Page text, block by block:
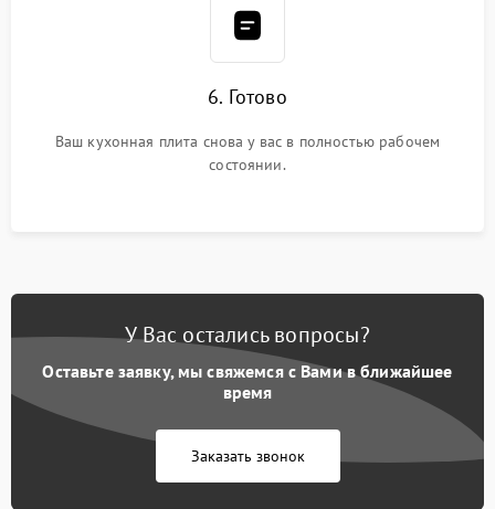
6. Готово
Ваш кухонная плита снова у вас в полностью рабочем
состоянии.
У Вас остались вопросы?
Оставьте заявку, мы свяжемся с Вами в ближайшее
время
Заказать звонок